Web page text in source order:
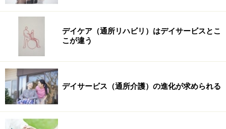
デイケア（通所リハビリ）はデイサービスとこ
こが違う
デイサービス（通所介護）の進化が求められる